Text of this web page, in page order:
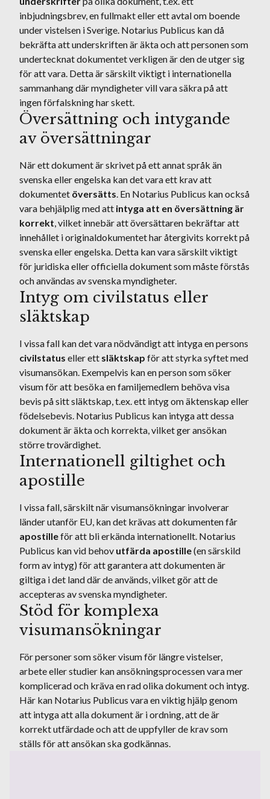
inbjudningsbrev, en fullmakt eller ett avtal om boende
under vistelsen i Sverige. Notarius Publicus kan då
bekräfta att underskriften är äkta och att personen som
undertecknat dokumentet verkligen är den de utger sig
för att vara. Detta är särskilt viktigt i internationella
sammanhang där myndigheter vill vara säkra på att
ingen förfalskning har skett.
Översättning och intygande
av översättningar
När ett dokument är skrivet på ett annat språk än
svenska eller engelska kan det vara ett krav att
dokumentet översätts. En Notarius Publicus kan också
vara behjälplig med att intyga att en översättning är
korrekt, vilket innebär att översättaren bekräftar att
innehållet i originaldokumentet har återgivits korrekt på
svenska eller engelska. Detta kan vara särskilt viktigt
för juridiska eller officiella dokument som måste förstås
och användas av svenska myndigheter.
Intyg om civilstatus eller
släktskap
I vissa fall kan det vara nödvändigt att intyga en persons
civilstatus eller ett släktskap för att styrka syftet med
visumansökan. Exempelvis kan en person som söker
visum för att besöka en familjemedlem behöva visa
bevis på sitt släktskap, t.ex. ett intyg om äktenskap eller
födelsebevis. Notarius Publicus kan intyga att dessa
dokument är äkta och korrekta, vilket ger ansökan
större trovärdighet.
Internationell giltighet och
apostille
I vissa fall, särskilt när visumansökningar involverar
länder utanför EU, kan det krävas att dokumenten får
apostilleför att bli erkända internationellt. Notarius
Publicus kan vid behov utfärda apostille(en särskild
form av intyg) för att garantera att dokumenten är
giltiga i det land där de används, vilket gör att de
accepteras av svenska myndigheter.
Stöd för komplexa
visumansökningar
För personer som söker visum för längre vistelser,
arbete eller studier kan ansökningsprocessen vara mer
komplicerad och kräva en rad olika dokument och intyg.
Här kan Notarius Publicus vara en viktig hjälp genom
att intyga att alla dokument är i ordning, att de är
korrekt utfärdade och att de uppfyller de krav som
ställs för att ansökan ska godkännas.